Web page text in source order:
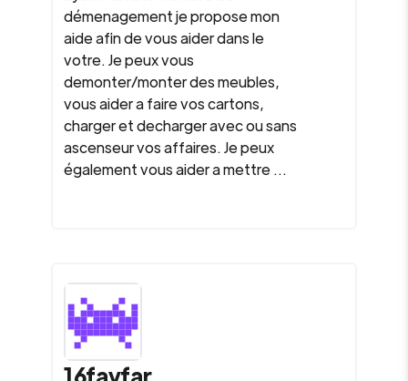
démenagement je propose mon
aide afin de vous aider dans le
votre. Je peux vous
demonter/monter des meubles,
vous aider a faire vos cartons,
charger et decharger avec ou sans
ascenseur vos affaires. Je peux
également vous aider a mettre ...
16fayfar